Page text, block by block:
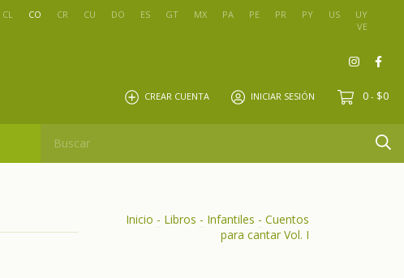
CL CO CR CU DO ES GT MX PA PE PR PY US
UY
VE
CREAR CUENTA INICIAR SESIÓN 0 - $0
Inicio - Libros - Infantiles - Cuentos
para cantar Vol. I